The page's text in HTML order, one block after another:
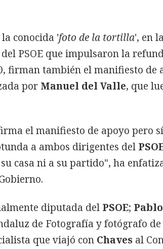
conocida 'foto de la tortilla', en
PSOE que impulsaron la
firman también el manifiesto de
por Manuel del Valle, que
el manifiesto de apoyo pero
a ambos dirigentes del
casa ni a su partido", ha
diputada del PSOE;
de Fotografía y fotógrafo de
que viajó con Chaves al